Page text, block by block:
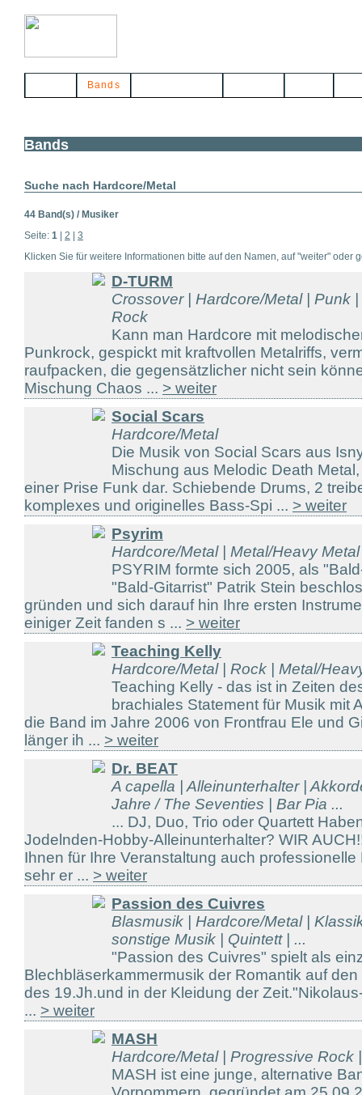
Bands
Bands
Suche nach Hardcore/Metal
44 Band(s) / Musiker
Seite: 1 2
3
Klicken Sie für weitere Informationen bitte auf den Namen, auf "weiter" oder
D-TURM
Crossover | Hardcore/Metal | Punk
Rock
Kann man Hardcore mit
Punkrock, gespickt mit kraftvollen Metalriffs,
raufpacken, die gegensätzlicher nicht sein
Mischung Chaos ... > weiter
Social Scars
Hardcore/Metal
Die Musik von Social Scars aus
Mischung aus Melodic Death
einer Prise Funk dar. Schiebende Drums, 2
komplexes und originelles Bass-Spi ... > weiter
Psyrim
Hardcore/Metal | Metal/Heavy Metal
PSYRIM formte sich 2005, als
"Bald-Gitarrist" Patrik Stein
gründen und sich darauf hin Ihre ersten
einiger Zeit fanden s ... > weiter
Teaching Kelly
Hardcore/Metal | Rock | Metal/
Teaching Kelly - das ist in Zeiten
brachiales Statement für Musik mit
die Band im Jahre 2006 von Frontfrau Ele und
länger ih ... > weiter
Dr. BEAT
A capella | Alleinunterhalter |
Jahre / The Seventies | Bar Pia ...
... DJ, Duo, Trio oder Quartett
Jodelnden-Hobby-Alleinunterhalter? WIR
Ihnen für Ihre Veranstaltung auch
sehr er ... > weiter
Passion des Cuivres
Blasmusik | Hardcore/Metal |
sonstige Musik | Quintett | ...
"Passion des Cuivres" spielt als
Blechbläserkammermusik der Romantik auf
des 19.Jh.und in der Kleidung der
... > weiter
MASH
Hardcore/Metal | Progressive Rock
MASH ist eine junge, alternative